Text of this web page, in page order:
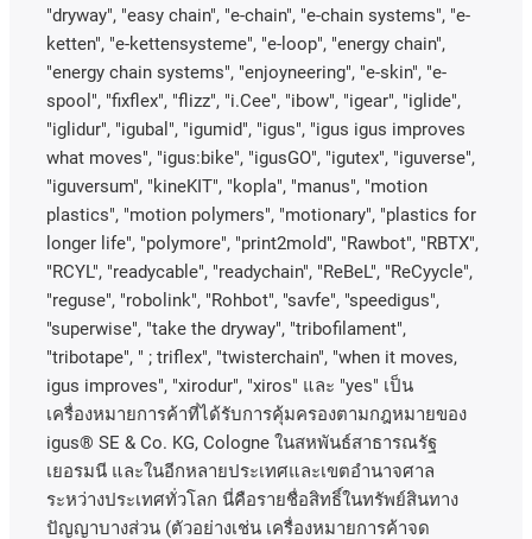
"dryway", "easy chain", "e-chain", "e-chain systems", "e-
ketten", "e-kettensysteme", "e-loop", "energy chain",
"energy chain systems", "enjoyneering", "e-skin", "e-
spool", "fixflex", "flizz", "i.Cee", "ibow", "igear", "iglide",
"iglidur", "igubal", "igumid", "igus", "igus igus improves
what moves", "igus:bike", "igusGO", "igutex", "iguverse",
"iguversum", "kineKIT", "kopla", "manus", "motion
plastics", "motion polymers", "motionary", "plastics for
longer life", "polymore", "print2mold", "Rawbot", "RBTX",
"RCYL", "readycable", "readychain", "ReBeL", "ReCyycle",
"reguse", "robolink", "Rohbot", "savfe", "speedigus",
"superwise", "take the dryway", "tribofilament",
"tribotape", " ; triflex", "twisterchain", "when it moves,
igus improves", "xirodur", "xiros" และ "yes" เป็น
เครื่องหมายการค้าที่ได้รับการคุ้มครองตามกฎหมายของ
igus® SE & Co. KG, Cologne ในสหพันธ์สาธารณรัฐ
เยอรมนี และในอีกหลายประเทศและเขตอํานาจศาล
ระหว่างประเทศทั่วโลก นี่คือรายชื่อสิทธิ์ในทรัพย์สินทาง
ปัญญาบางส่วน (ตัวอย่างเช่น เครื่องหมายการค้าจด